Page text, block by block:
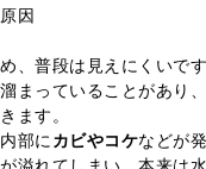
因
、普段は見えにくいで
まっていることがあり
ます。
部に カビやコケなどが
溢れてしまい、本来は